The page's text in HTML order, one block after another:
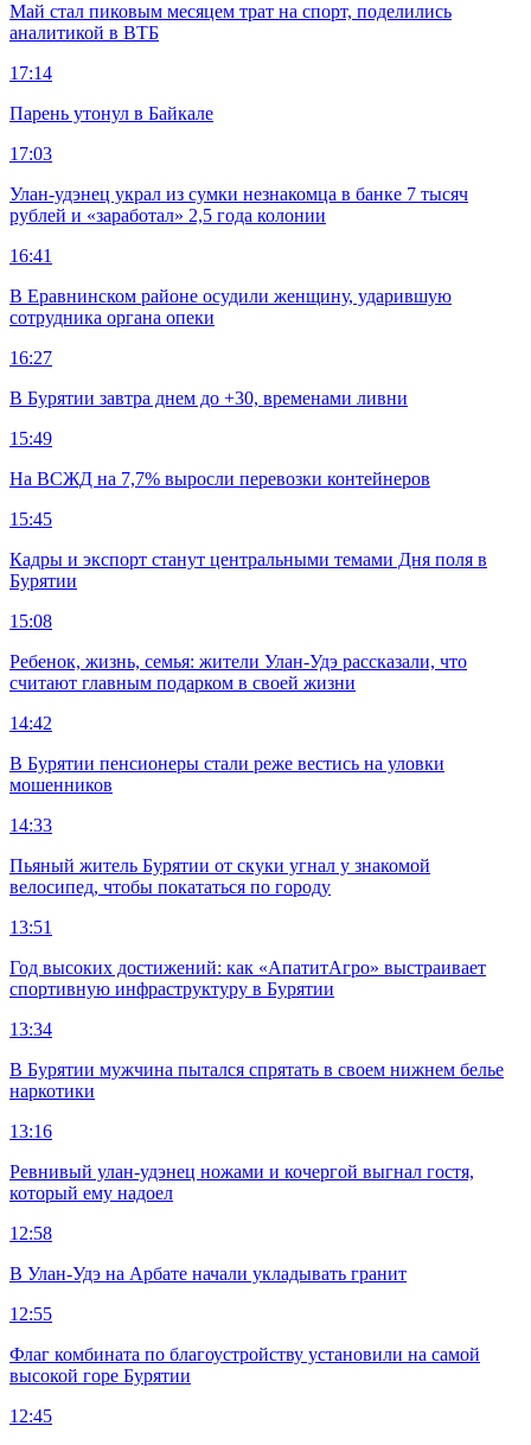
Май стал пиковым месяцем трат на спорт, поделились
аналитикой в ВТБ
17:14
Парень утонул в Байкале
17:03
Улан-удэнец украл из сумки незнакомца в банке 7 тысяч
рублей и «заработал» 2,5 года колонии
16:41
В Еравнинском районе осудили женщину, ударившую
сотрудника органа опеки
16:27
В Бурятии завтра днем до +30, временами ливни
15:49
На ВСЖД на 7,7% выросли перевозки контейнеров
15:45
Кадры и экспорт станут центральными темами Дня поля в
Бурятии
15:08
Ребенок, жизнь, семья: жители Улан-Удэ рассказали, что
считают главным подарком в своей жизни
14:42
В Бурятии пенсионеры стали реже вестись на уловки
мошенников
14:33
Пьяный житель Бурятии от скуки угнал у знакомой
велосипед, чтобы покататься по городу
13:51
Год высоких достижений: как «АпатитАгро» выстраивает
спортивную инфраструктуру в Бурятии
13:34
В Бурятии мужчина пытался спрятать в своем нижнем белье
наркотики
13:16
Ревнивый улан-удэнец ножами и кочергой выгнал гостя,
который ему надоел
12:58
В Улан-Удэ на Арбате начали укладывать гранит
12:55
Флаг комбината по благоустройству установили на самой
высокой горе Бурятии
12:45